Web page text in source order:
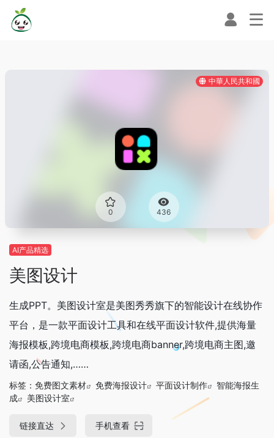
中華人民共和國
0 436
AI产品精选
美图设计
生成PPT。美图设计室是美图秀秀旗下的智能设计在线协作
平台，是一款平面设计工具和在线平面设计软件,提供海量
海报模板,跨境电商模板,跨境电商banner,跨境电商主图,邀
请函,公告通知,……
标签： 免费图文素材 免费海报设计 平面设计制作
智能海报生
成
美图设计室
链接直达 手机查看